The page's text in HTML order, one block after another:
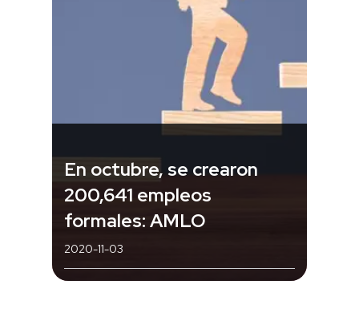
En octubre, se crearon
200,641 empleos
formales: AMLO
2020-11-03